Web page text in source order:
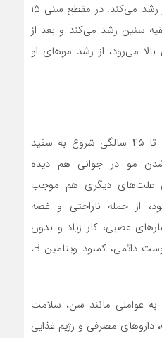
هنگام شب، مو سریع‌تر از روز رشد می‌کند. در مقطع سنی ۱۵
بقیه سنین رشد می‌کند و بعد از
می‌رود، از رشد مو‌های او
موی سر انسان در حدود ۴۰ تا ۴۵ سالگی شروع به سفید
مو در جوانی هم دیده
علت‌های دیگری هم موجب
از جمله ناراحتی و غصه
عصبی، کار زیاد و بدون
استراحت، تغذیه نادرست، یبوست دائمی، کمبود ویتامین B،
عواملی مانند سن، سلامت
مصرفی و رژیم غذایی